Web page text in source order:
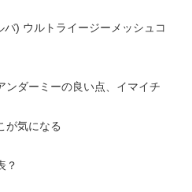
) ウルトライージーメッシュコ
ンダーミーの良い点、イマイチ
が気になる
？